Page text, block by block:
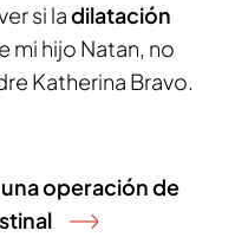
si ladilatación
mi hijo Natan, no
Katherina Bravo.
operación de